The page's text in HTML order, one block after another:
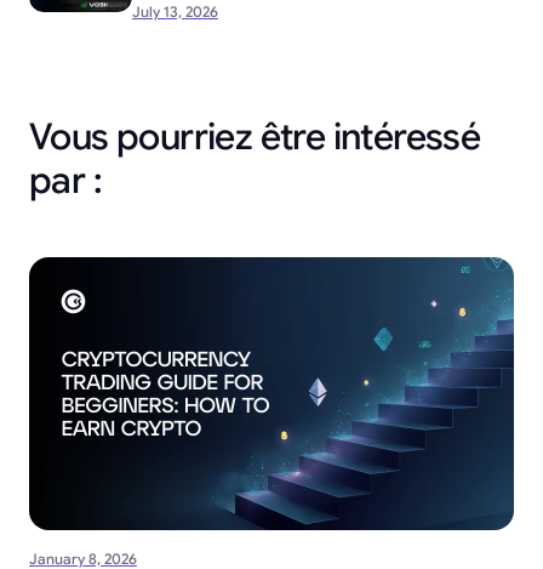
July 13, 2026
Vous pourriez être intéressé
par :
January 8, 2026